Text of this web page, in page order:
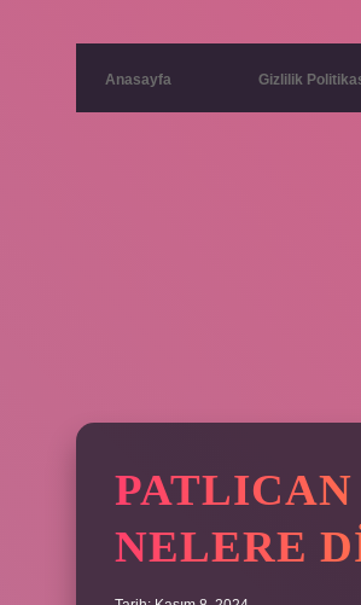
Anasayfa Gizlilik
NELERE